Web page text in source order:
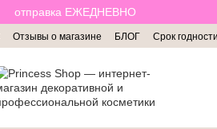
отправка ЕЖЕДНЕВНО
Отзывы о магазине БЛОГ Срок годности